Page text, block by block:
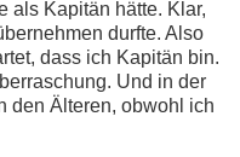
als Kapitän hätte. Klar,
durfte. Also
dass ich Kapitän bin.
Und in der
den Älteren, obwohl ich